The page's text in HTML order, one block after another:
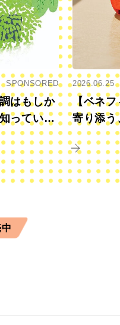
SPONSORED
はもしか
っていま
2026.06.25
【ベネフ
寄り添う
きに